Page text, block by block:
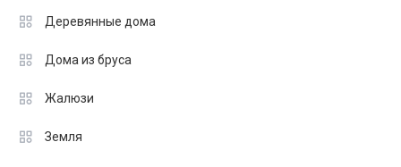
Деревянные дома
Дома из бруса
Жалюзи
Земля